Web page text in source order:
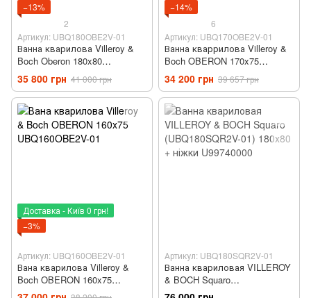
−13%
2
Артикул: UBQ180OBE2V-01
Ванна кварилова Villeroy &
Boch Oberon 180x80
UBQ180OBE2V-01
35 800 грн 41 000 грн
−14%
6
Артикул: UBQ170OBE2V-01
Ванна кваррилова Villeroy &
Boch OBERON 170x75
UBQ170OBE2V-01
34 200 грн 39 657 грн
Доставка - Київ 0 грн!
−3%
Артикул: UBQ160OBE2V-01
Вана кварилова Villeroy &
Boch OBERON 160x75
UBQ160OBE2V-01
Артикул: UBQ180SQR2V-01
Ванна квариловая VILLEROY
& BOCH Squaro
(UBQ180SQR2V-01) 180х80 +